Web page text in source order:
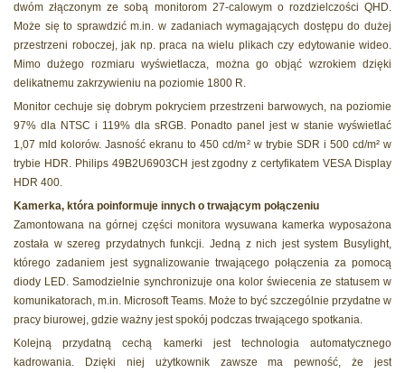
dwóm złączonym ze sobą monitorom 27-calowym o rozdzielczości QHD.
Może się to sprawdzić m.in. w zadaniach wymagających dostępu do dużej
przestrzeni roboczej, jak np. praca na wielu plikach czy edytowanie wideo.
Mimo dużego rozmiaru wyświetlacza, można go objąć wzrokiem dzięki
delikatnemu zakrzywieniu na poziomie 1800 R.
Monitor cechuje się dobrym pokryciem przestrzeni barwowych, na poziomie
97% dla NTSC i 119% dla sRGB. Ponadto panel jest w stanie wyświetlać
1,07 mld kolorów. Jasność ekranu to 450 cd/m² w trybie SDR i 500 cd/m² w
trybie HDR. Philips 49B2U6903CH jest zgodny z certyfikatem VESA Display
HDR 400.
Kamerka, która poinformuje innych o trwającym połączeniu
Zamontowana na górnej części monitora wysuwana kamerka wyposażona
została w szereg przydatnych funkcji. Jedną z nich jest system Busylight,
którego zadaniem jest sygnalizowanie trwającego połączenia za pomocą
diody LED. Samodzielnie synchronizuje ona kolor świecenia ze statusem w
komunikatorach, m.in. Microsoft Teams. Może to być szczególnie przydatne w
pracy biurowej, gdzie ważny jest spokój podczas trwającego spotkania.
Kolejną przydatną cechą kamerki jest technologia automatycznego
kadrowania. Dzięki niej użytkownik zawsze ma pewność, że jest